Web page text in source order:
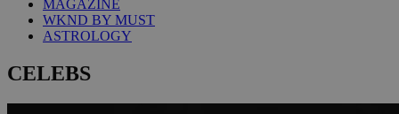
MAGAZINE
WKND BY MUST
ASTROLOGY
CELEBS